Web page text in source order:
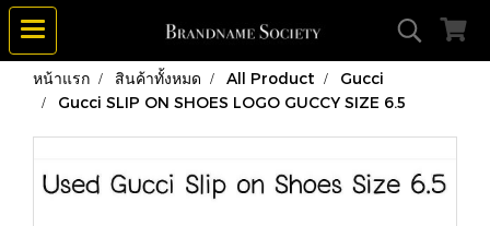
หน้าแรก สินค้าทั้งหมด All Product
Gucci
Gucci SLIP ON SHOES LOGO GUCCY SIZE 6.5